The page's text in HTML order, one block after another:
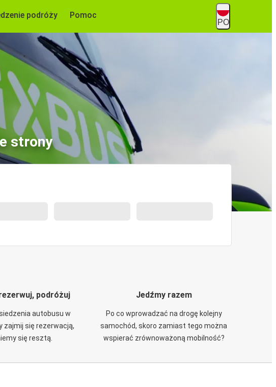
podróży Pomoc
PO
strony
podróżuj
autobusu w
zajmij się rezerwacją,
się resztą.
Jedźmy razem
Po co wprowadzać na drogę kolejny
samochód, skoro zamiast tego można
wspierać zrównoważoną mobilność?